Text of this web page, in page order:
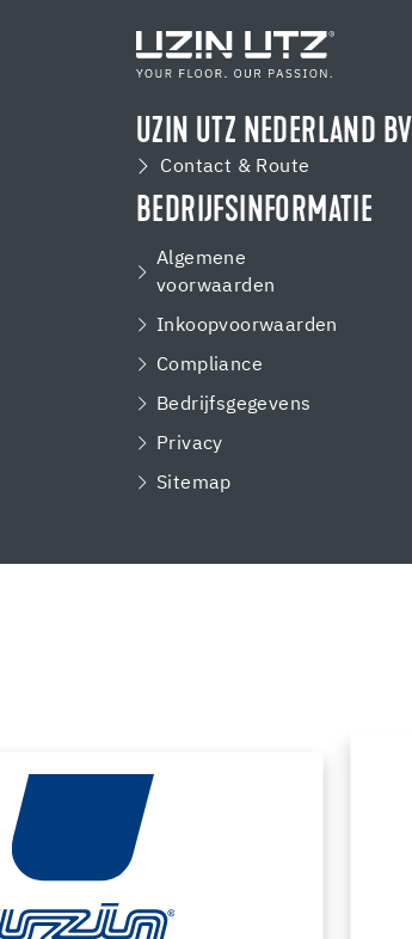
UZIN UTZ NEDERLAND BV
Contact & Route
BEDRIJFSINFORMATIE
Algemene
voorwaarden
Inkoopvoorwaarden
Compliance
Bedrijfsgegevens
Privacy
Sitemap